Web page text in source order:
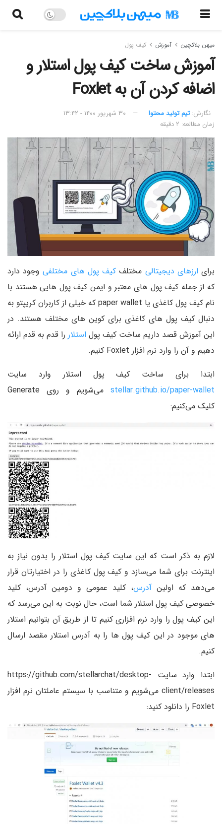
میهن بلاکچین آموزش کیف پول
آموزش ساخت کیف پول استلار و
اضافه کردن آن به Foxlet
نگارش:‌ تیم تولید محتوا
۳۰ شهریور ۱۴۰۰ - ۱۳:۴۲
زمان مطالعه: ۲ دقیقه
برای ارزهای دیجیتالی مختلف کیف پول های مختلفیوجود دارد
که از جمله کیف پول های معتبر و ایمن کیف پول هایی هستند با
نام کیف پول کاغذی یا paper wallet که خیلی از کاربران کریپتو به
دنبال کیف پول های کاغذی برای کوین های مختلف هستند. در
این آموزش قصد داریم ساخت کیف پول استلار را قدم به قدم ارائه
دهیم و آن را وارد نرم افزار Foxlet کنیم.
ابتدا برای ساخت کیف پول استلار وارد سایت
stellar.github.io/paper-wallet
می‌شویم و روی Generate
کلیک می‌کنیم:
لازم به ذکر است که این سایت کیف پول استلار را بدون نیاز به
اینترنت برای شما می‌سازد و کیف پول کاغذی را در اختیارتان قرار
می‌دهد که اولین آدرس، کلید عمومی و دومین آدرس، کلید
خصوصی کیف پول استلار شما است، حال نوبت به این می‌رسد که
این کیف پول را وارد نرم افزاری کنیم تا از طریق آن بتوانیم استلار
های موجود در این کیف پول ها را به آدرس استلار مقصد ارسال
کنیم.
ابتدا وارد سایت https://github.com/stellarchat/desktop-
client/releases می‌شویم و متناسب با سیستم عاملتان نرم افزار
Foxlet را دانلود کنید: